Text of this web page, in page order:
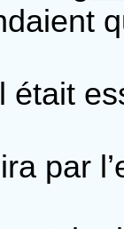
était
par